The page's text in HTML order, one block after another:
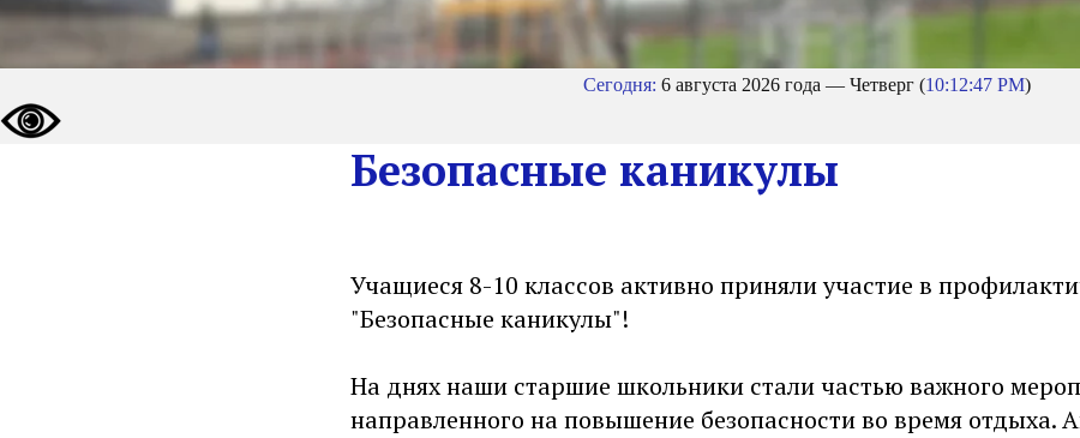
Сегодня: 6 августа 2026 года — Четверг (10:12:47 PM)
Безопасные каникулы
Учащиеся 8-10 классов активно приняли участие в
"Безопасные каникулы"!
На днях наши старшие школьники стали частью важного
направленного на повышение безопасности во время отдыха.